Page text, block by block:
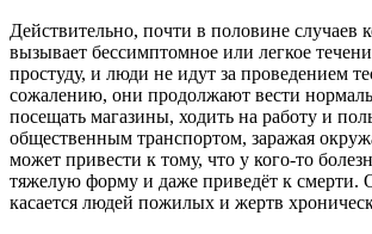
Действительно, почти в половине случаев
вызывает бессимптомное или легкое
простуду, и люди не идут за проведением
сожалению, они продолжают вести
посещать магазины, ходить на работу и
общественным транспортом, заражая
может привести к тому, что у кого-то
тяжелую форму и даже приведёт к смерти.
касается людей пожилых и жертв